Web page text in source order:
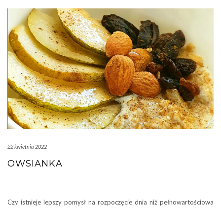
22 kwietnia 2022
OWSIANKA
Czy istnieje lepszy pomysł na rozpoczęcie dnia niż pełnowartościowa